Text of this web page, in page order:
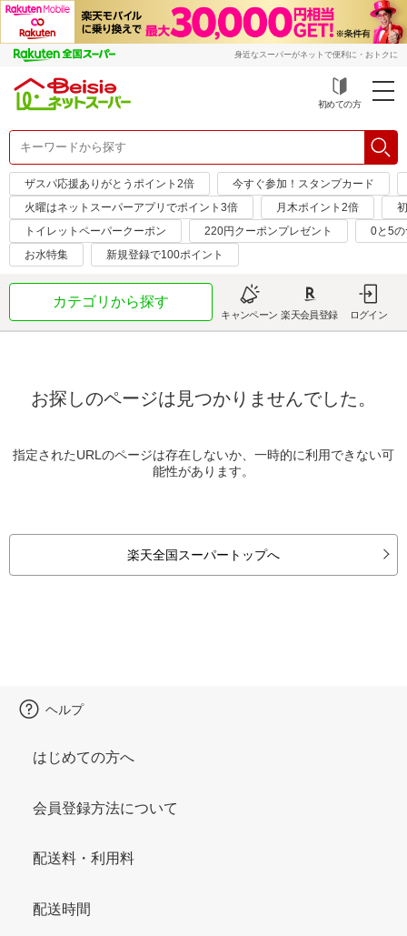
身近なスーパーがネットで便利に・おトクに
初めての方
ザスパ応援ありがとうポイント2倍
今すぐ参加！スタンプカード
火曜はネットスーパーアプリでポイント3倍
月木ポイント2倍
トイレットペーパークーポン
220円クーポンプレゼント
0と5
お水特集
新規登録で100ポイント
カテゴリから探す
キャンペーン 楽天会員登録 ログイン
お探しのページは見つかりませんでした。
指定されたURLのページは存在しないか、一時的に利用できない可
能性があります。
楽天全国スーパートップへ
ヘルプ
はじめての方へ
会員登録方法について
配送料・利用料
配送時間